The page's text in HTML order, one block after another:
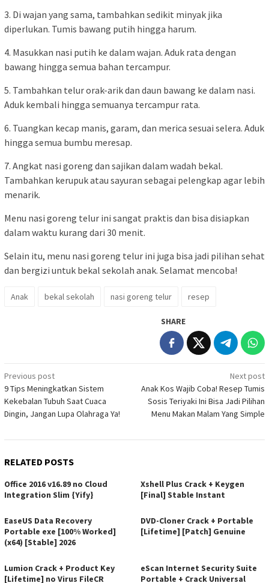
3. Di wajan yang sama, tambahkan sedikit minyak jika
diperlukan. Tumis bawang putih hingga harum.
4. Masukkan nasi putih ke dalam wajan. Aduk rata dengan
bawang hingga semua bahan tercampur.
5. Tambahkan telur orak-arik dan daun bawang ke dalam nasi.
Aduk kembali hingga semuanya tercampur rata.
6. Tuangkan kecap manis, garam, dan merica sesuai selera. Aduk
hingga semua bumbu meresap.
7. Angkat nasi goreng dan sajikan dalam wadah bekal.
Tambahkan kerupuk atau sayuran sebagai pelengkap agar lebih
menarik.
Menu nasi goreng telur ini sangat praktis dan bisa disiapkan
dalam waktu kurang dari 30 menit.
Selain itu, menu nasi goreng telur ini juga bisa jadi pilihan sehat
dan bergizi untuk bekal sekolah anak. Selamat mencoba!
Anak bekal sekolah nasi goreng telur resep
SHARE
Post
navigation
Previous post
9 Tips Meningkatkan Sistem
Kekebalan Tubuh Saat Cuaca
Dingin, Jangan Lupa Olahraga Ya!
Next post
Anak Kos Wajib Coba! Resep Tumis
Sosis Teriyaki Ini Bisa Jadi Pilihan
Menu Makan Malam Yang Simple
RELATED POSTS
Office 2016 v16.89 no Cloud
Integration Slim {Yify}
Xshell Plus Crack + Keygen
[Final] Stable Instant
EaseUS Data Recovery
Portable exe [100% Worked]
(x64) [Stable] 2026
DVD-Cloner Crack + Portable
[Lifetime] [Patch] Genuine
Lumion Crack + Product Key
[Lifetime] no Virus FileCR
eScan Internet Security Suite
Portable + Crack Universal